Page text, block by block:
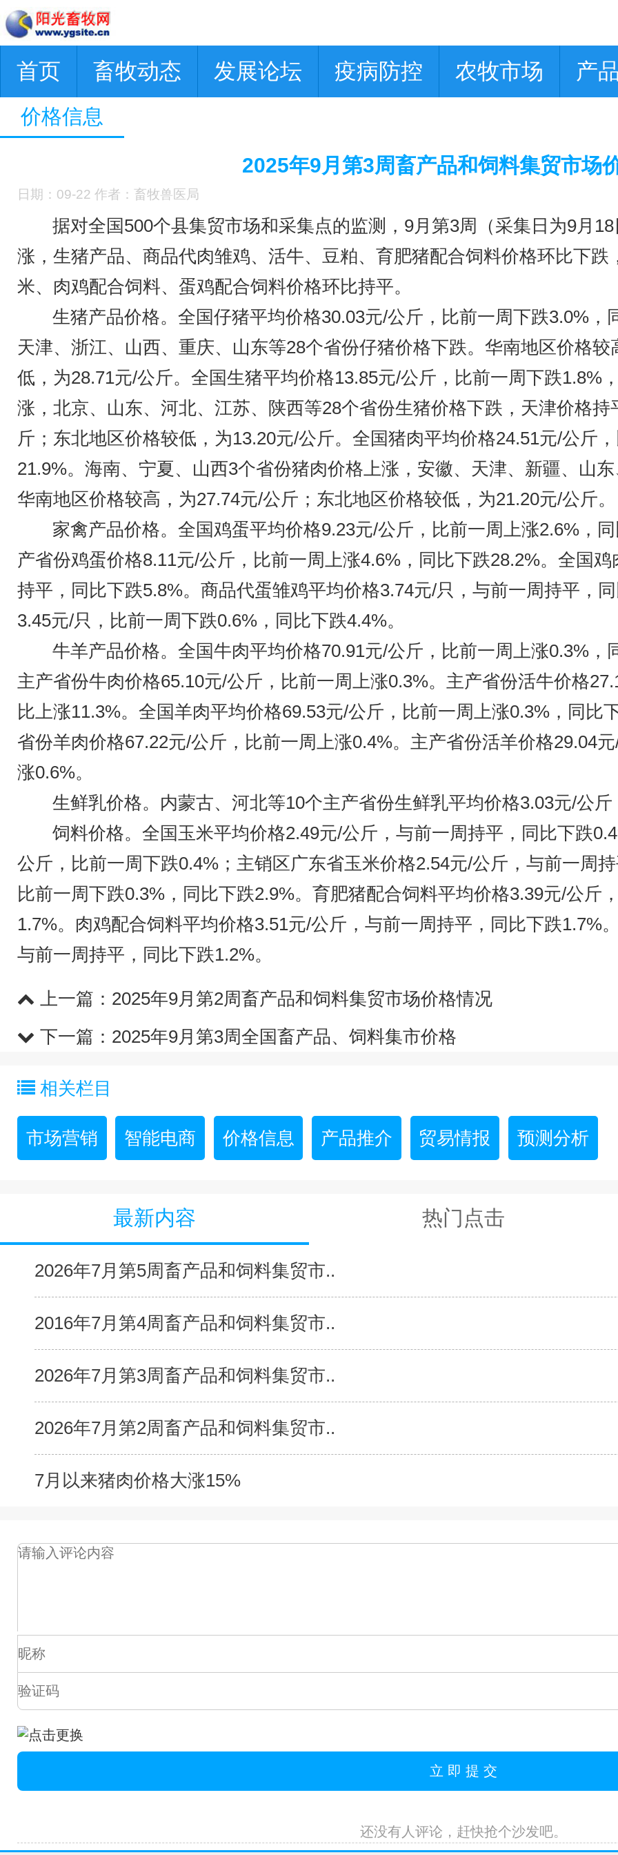
首页 畜牧动态 发展论坛 疫病防控 农牧市场 产
价格信息
2025年9月第3周畜产品和饲料集贸市场
日期：09-22 作者：畜牧兽医局
据对全国500个县集贸市场和采集点的监测，9月第3周（采集日为9月
涨，生猪产品、商品代肉雏鸡、活牛、豆粕、育肥猪配合饲料价格环比下
米、肉鸡配合饲料、蛋鸡配合饲料价格环比持平。
生猪产品价格。全国仔猪平均价格30.03元/公斤，比前一周下跌3.0%，
天津、浙江、山西、重庆、山东等28个省份仔猪价格下跌。华南地区价格
低，为28.71元/公斤。全国生猪平均价格13.85元/公斤，比前一周下跌1.8%
涨，北京、山东、河北、江苏、陕西等28个省份生猪价格下跌，天津价格
斤；东北地区价格较低，为13.20元/公斤。全国猪肉平均价格24.51元/公斤
21.9%。海南、宁夏、山西3个省份猪肉价格上涨，安徽、天津、新疆、山
华南地区价格较高，为27.74元/公斤；东北地区价格较低，为21.20元/公斤。
家禽产品价格。全国鸡蛋平均价格9.23元/公斤，比前一周上涨2.6%，
产省份鸡蛋价格8.11元/公斤，比前一周上涨4.6%，同比下跌28.2%。全国
持平，同比下跌5.8%。商品代蛋雏鸡平均价格3.74元/只，与前一周持平，
3.45元/只，比前一周下跌0.6%，同比下跌4.4%。
牛羊产品价格。全国牛肉平均价格70.91元/公斤，比前一周上涨0.3%，
主产省份牛肉价格65.10元/公斤，比前一周上涨0.3%。主产省份活牛价格
比上涨11.3%。全国羊肉平均价格69.53元/公斤，比前一周上涨0.3%，同比
省份羊肉价格67.22元/公斤，比前一周上涨0.4%。主产省份活羊价格29.04
涨0.6%。
生鲜乳价格。内蒙古、河北等10个主产省份生鲜乳平均价格3.03元/公
饲料价格。全国玉米平均价格2.49元/公斤，与前一周持平，同比下跌
公斤，比前一周下跌0.4%；主销区广东省玉米价格2.54元/公斤，与前一周
比前一周下跌0.3%，同比下跌2.9%。育肥猪配合饲料平均价格3.39元/公斤
1.7%。肉鸡配合饲料平均价格3.51元/公斤，与前一周持平，同比下跌1.7%
与前一周持平，同比下跌1.2%。
上一篇： 2025年9月第2周畜产品和饲料集贸市场价格情况
下一篇： 2025年9月第3周全国畜产品、饲料集市价格
相关栏目
市场营销 智能电商 价格信息 产品推介 贸易情报 预测分析
最新内容 热门点击
2026年7月第5周畜产品和饲料集贸市..
2016年7月第4周畜产品和饲料集贸市..
2026年7月第3周畜产品和饲料集贸市..
2026年7月第2周畜产品和饲料集贸市..
7月以来猪肉价格大涨15%
还没有人评论，赶快抢个沙发吧。